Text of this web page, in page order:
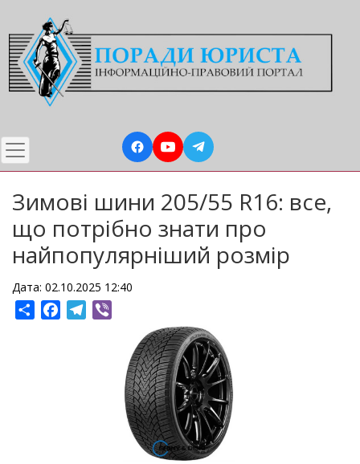
до
основного
вмісту
Зимові шини 205/55 R16: все,
що потрібно знати про
найпопулярніший розмір
Дата: 02.10.2025 12:40
ShareFacebookTelegram